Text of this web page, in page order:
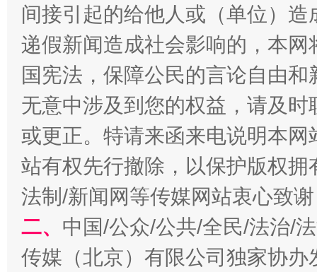
千年窑火 生生不息 一
揭开“小金库”的免责幌子
间接引起的给他人或（单位）
递假新闻造成社会影响的，本
国宪法，保障公民的言论自由
无意中涉及到您的权益，请及
或更正。特请来函来电说明本
站有权先行撤除，以保护版权
法制/新闻网等传媒网站衷心致
二、 中国/公众/公共/全民/法治/
传媒（北京）有限公司独家协